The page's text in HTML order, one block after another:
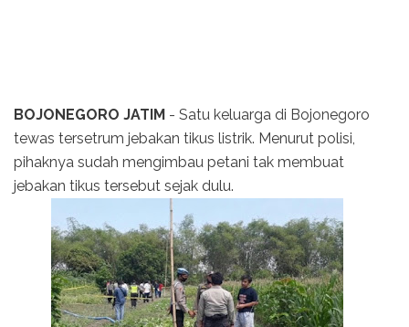
BOJONEGORO JATIM - Satu keluarga di Bojonegoro
tewas tersetrum jebakan tikus listrik. Menurut polisi,
pihaknya sudah mengimbau petani tak membuat
jebakan tikus tersebut sejak dulu.